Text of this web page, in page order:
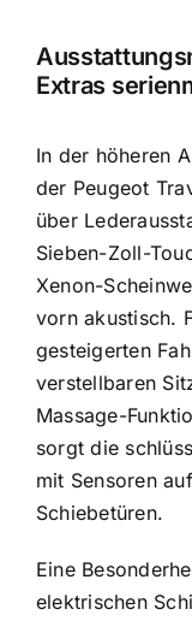
Extras
In der höheren
der Peugeot
über
Sieben-Zoll-
Xenon-
vorn akustisch.
gesteigerten
verstellbaren
Massage-
sorgt die
mit Sensoren
Schiebetüren.
Eine
elektrischen